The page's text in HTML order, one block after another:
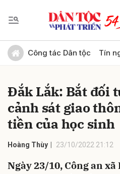
Công tác Dân tộc Tín
Đắk Lắk: Bắt đối
cảnh sát giao
tiền của học sinh
Hoàng Thùy 23/10/2022 21:12
Ngày 23/10, Công an xã
Gửi bình luận